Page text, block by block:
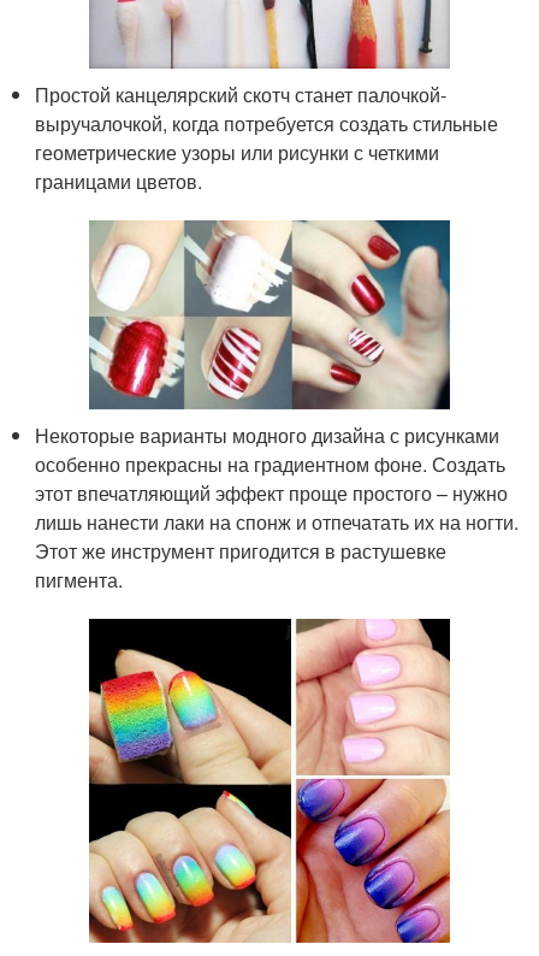
Простой канцелярский скотч станет палочкой-
выручалочкой, когда потребуется создать стильные
геометрические узоры или рисунки с четкими
границами цветов.
Некоторые варианты модного дизайна с рисунками
особенно прекрасны на градиентном фоне. Создать
этот впечатляющий эффект проще простого – нужно
лишь нанести лаки на спонж и отпечатать их на ногти.
Этот же инструмент пригодится в растушевке
пигмента.